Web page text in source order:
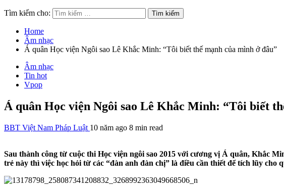
Tìm kiếm cho:
Home
Âm nhạc
Á quân Học viện Ngôi sao Lê Khắc Minh: “Tôi biết thế mạnh của mình ở đâu”
Âm nhạc
Tin hot
Vpop
Á quân Học viện Ngôi sao Lê Khắc Minh: “Tôi biết
BBT Việt Nam Pháp Luật 10 năm ago 8 min read
Sau thành công từ cuộc thi Học viện ngôi sao 2015 với cương vị Á quân, Khắc
trẻ này thì việc học hỏi từ các “đàn anh đàn chị” là điều cần thiết để tích lũy cho